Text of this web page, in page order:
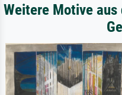
Weitere Motive